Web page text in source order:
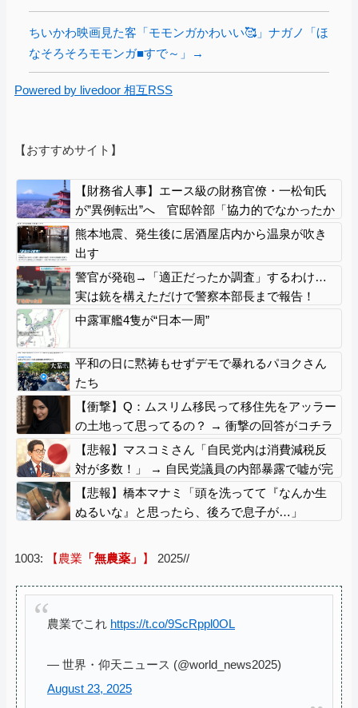
ちいかわ映画見た客「モモンガかわいい🥰」ナガノ「ほ
なそろそろモモンガ■すで～」→
Powered by livedoor 相互RSS
【おすすめサイト】
【財務省人事】エース級の財務官僚・一松旬氏
が”異例転出”へ 官邸幹部「協力的でなかったか
ら」
熊本地震、発生後に居酒屋店内から温泉が吹き
出す
警官が発砲→「適正だったか調査」するわけ…
実は銃を構えただけで警察本部長まで報告！
中露軍艦4隻が“日本一周”
平和の日に黙祷もせずデモで暴れるパヨクさん
たち
【衝撃】Q：ムスリム移民って移住先をアッラー
の土地って思ってるの？ → 衝撃の回答がコチラ
→ ｗｗｗｗｗｗｗｗｗｗｗｗｗｗ
【悲報】マスコミさん「自民党内は消費減税反
対が多数！」 → 自民党議員の内部暴露で嘘が完
全発覚 → ｗｗｗｗｗｗｗｗｗｗｗｗｗｗ
【悲報】橋本マナミ「頭を洗ってて『なんか生
ぬるいな』と思ったら、後ろで息子が…」
1003: 【農業 「無農薬」 】 2025//
農業でこれ https://t.co/9ScRppl0OL
— 世界・仰天ニュース (@world_news2025)
August 23, 2025